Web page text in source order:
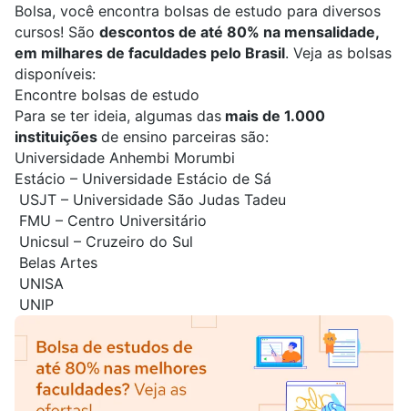
Bolsa, você encontra bolsas de estudo para diversos
cursos! São descontos de até 80% na mensalidade,
em milhares de faculdades pelo Brasil. Veja as bolsas
disponíveis:
Encontre bolsas de estudo
Para se ter ideia, algumas das mais de 1.000
instituições de ensino parceiras são:
Universidade Anhembi Morumbi
Estácio – Universidade Estácio de Sá
USJT – Universidade São Judas Tadeu
FMU – Centro Universitário
Unicsul – Cruzeiro do Sul
Belas Artes
UNISA
UNIP